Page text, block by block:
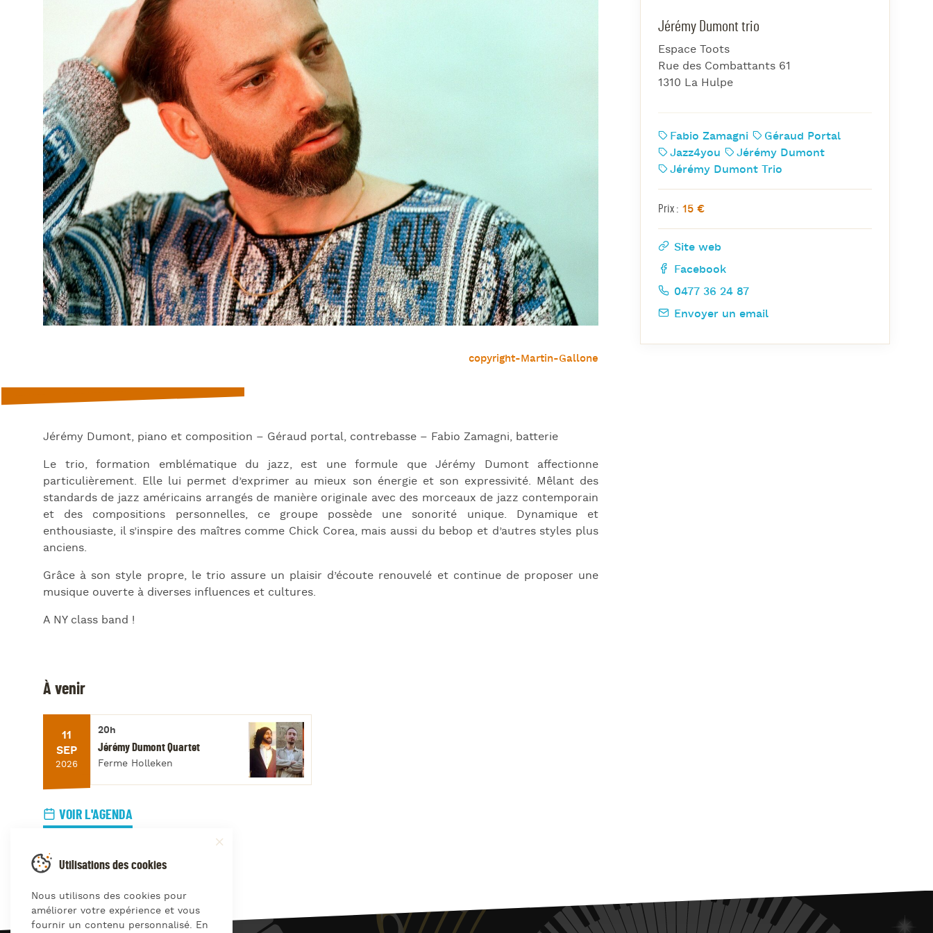
Jazz Nights
Les Midis-Jazz
Jazz au Pavillon
Jazz & Jam at CBG
copyright-Martin-Gallone
Jérémy Dumont, piano et composition – Géraud portal, contrebasse – Fabio Zamagni, batterie
Le trio, formation emblématique du jazz, est une formule que Jérémy Dumont affectionne
particulièrement. Elle lui permet d’exprimer au mieux son énergie et son expressivité. Mêlant des
standards de jazz américains arrangés de manière originale avec des morceaux de jazz contemporain
et des compositions personnelles, ce groupe possède une sonorité unique. Dynamique et
enthousiaste, il s’inspire des maîtres comme Chick Corea, mais aussi du bebop et d’autres styles plus
anciens.
Grâce à son style propre, le trio assure un plaisir d’écoute renouvelé et continue de proposer une
musique ouverte à diverses influences et cultures.
A NY class band !
Jérémy Dumont trio
Espace Toots
Rue des Combattants 61
1310 La Hulpe
Fabio Zamagni
Géraud Portal
Jazz4you
Jérémy Dumont
Jérémy Dumont Trio
Prix : 15 €
Site web
Facebook
0477 36 24 87
Envoyer un email
À venir
11
SEP
2026
20h
Jérémy Dumont Quartet
Ferme Holleken
VOIR L'AGENDA
Utilisations des cookies
Nous utilisons des cookies pour
améliorer votre expérience et vous
fournir un contenu personnalisé. En